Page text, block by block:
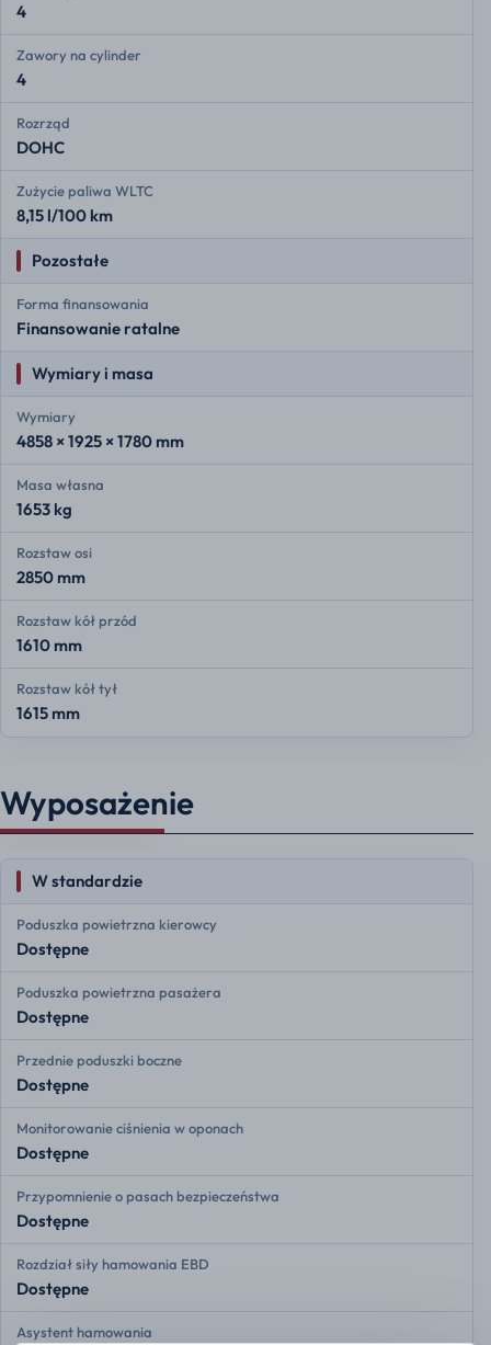
4
Zawory na cylinder
4
Rozrząd
DOHC
Zużycie paliwa WLTC
8,15 l/100 km
Pozostałe
Forma finansowania
Finansowanie ratalne
Wymiary i masa
Wymiary
4858 × 1925 × 1780 mm
Masa własna
1653 kg
Rozstaw osi
2850 mm
Rozstaw kół przód
1610 mm
Rozstaw kół tył
1615 mm
Wyposażenie
W standardzie
Poduszka powietrzna kierowcy
Dostępne
Poduszka powietrzna pasażera
Dostępne
Przednie poduszki boczne
Dostępne
Monitorowanie ciśnienia w oponach
Dostępne
Przypomnienie o pasach bezpieczeństwa
Dostępne
Rozdział siły hamowania EBD
Dostępne
Asystent hamowania